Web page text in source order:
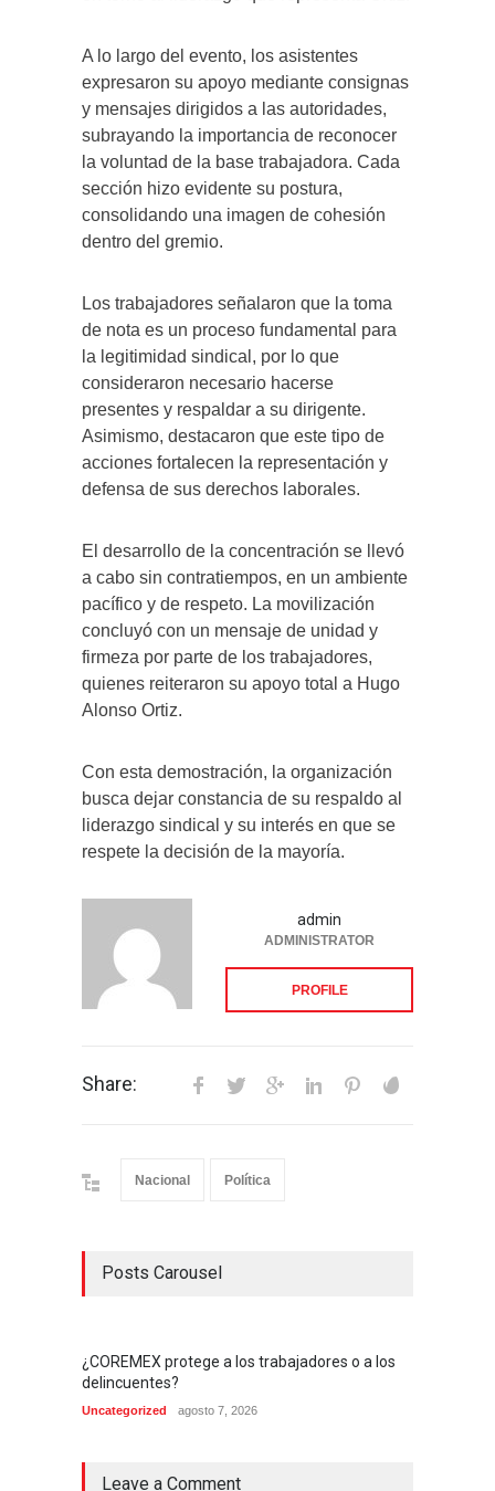
A lo largo del evento, los asistentes
expresaron su apoyo mediante consignas
y mensajes dirigidos a las autoridades,
subrayando la importancia de reconocer
la voluntad de la base trabajadora. Cada
sección hizo evidente su postura,
consolidando una imagen de cohesión
dentro del gremio.
Los trabajadores señalaron que la toma
de nota es un proceso fundamental para
la legitimidad sindical, por lo que
consideraron necesario hacerse
presentes y respaldar a su dirigente.
Asimismo, destacaron que este tipo de
acciones fortalecen la representación y
defensa de sus derechos laborales.
El desarrollo de la concentración se llevó
a cabo sin contratiempos, en un ambiente
pacífico y de respeto. La movilización
concluyó con un mensaje de unidad y
firmeza por parte de los trabajadores,
quienes reiteraron su apoyo total a Hugo
Alonso Ortiz.
Con esta demostración, la organización
busca dejar constancia de su respaldo al
liderazgo sindical y su interés en que se
respete la decisión de la mayoría.
admin
ADMINISTRATOR
PROFILE
Share:
Nacional Política
Posts Carousel
¿COREMEX protege a los trabajadores o a los
delincuentes?
Uncategorized agosto 7, 2026
Leave a Comment